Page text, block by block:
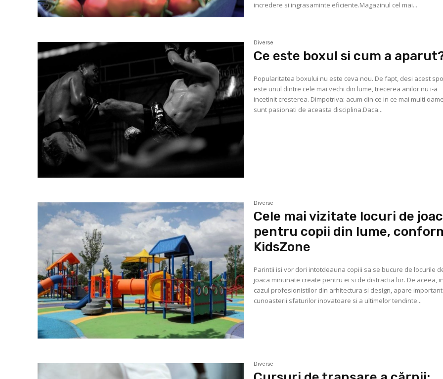
incredere si ingrasaminte eficiente.Magazinul cel mai...
Diverse
Ce este boxul si cum a
Popularitatea boxului nu este ceva nou. De fapt, desi acest
este unul dintre cele mai vechi din lume, trecerea anilor nu i-a
incetinit cresterea. Dimpotriva: acum din ce in ce mai multi
sunt pasionati de aceasta disciplina.Daca...
Diverse
Cele mai vizitate locuri de
pentru copii din lume,
KidsZone
Parintii isi vor dori intotdeauna copiii sa se bucure de locurile
joaca minunate create pentru ei si de distractia lor. De aceea, in
cazul profesionistilor din arhitectura si design, apare
cunoasterii sfaturilor inovatoare si a ultimelor tendinte...
Diverse